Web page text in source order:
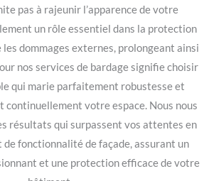
pas à rajeunir l’apparence de votre
un rôle essentiel dans la protection
dommages externes, prolongeant ainsi
nos services de bardage signifie choisir
qui marie parfaitement robustesse et
votre espace. Nous nous
résultats qui surpassent vos attentes en
de fonctionnalité de façade, assurant un
et une protection efficace de votre